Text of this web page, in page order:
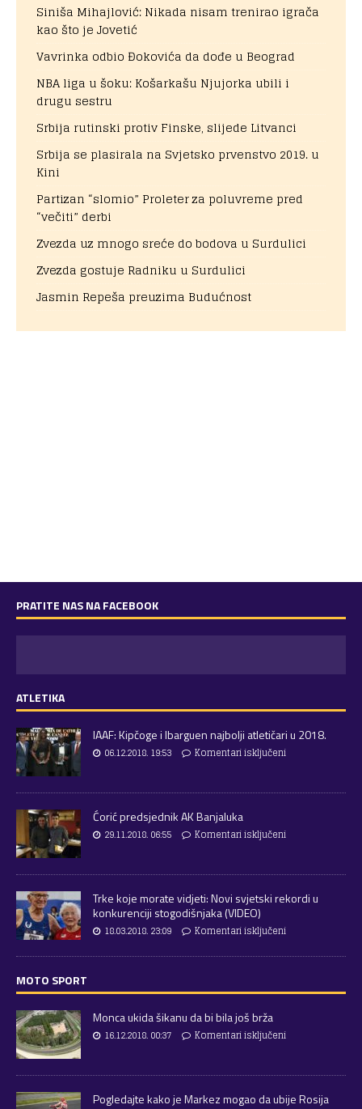
Siniša Mihajlović: Nikada nisam trenirao igrača
kao što je Jovetić
Vavrinka odbio Đokovića da dođe u Beograd
NBA liga u šoku: Košarkašu Njujorka ubili i
drugu sestru
Srbija rutinski protiv Finske, slijede Litvanci
Srbija se plasirala na Svjetsko prvenstvo 2019. u
Kini
Partizan “slomio” Proleter za poluvreme pred
“večiti” derbi
Zvezda uz mnogo sreće do bodova u Surdulici
Zvezda gostuje Radniku u Surdulici
Jasmin Repeša preuzima Budućnost
PRATITE NAS NA FACEBOOK
ATLETIKA
IAAF: Kipčoge i Ibarguen najbolji atletičari u 2018.
06.12.2018. 19:53 Komentari isključeni
Ćorić predsjednik AK Banjaluka
29.11.2018. 06:55 Komentari isključeni
Trke koje morate vidjeti: Novi svjetski rekordi u
konkurenciji stogodišnjaka (VIDEO)
18.03.2018. 23:09 Komentari isključeni
MOTO SPORT
Monca ukida šikanu da bi bila još brža
16.12.2018. 00:37 Komentari isključeni
Pogledajte kako je Markez mogao da ubije Rosija